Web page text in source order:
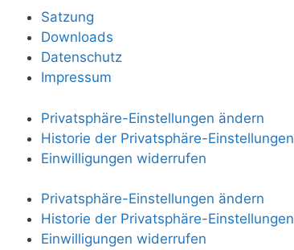
Satzung
Downloads
Datenschutz
Impressum
Privatsphäre-Einstellungen ändern
Historie der Privatsphäre-Einstellungen
Einwilligungen widerrufen
Privatsphäre-Einstellungen ändern
Historie der Privatsphäre-Einstellungen
Einwilligungen widerrufen